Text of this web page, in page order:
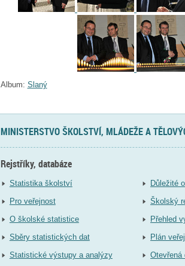
Album: Slaný
MINISTERSTVO ŠKOLSTVÍ, MLÁDEŽE A
Rejstříky, databáze
Statistika školství
Pro veřejnost
O školské statistice
Sběry statistických dat
Statistické výstupy a analýzy
Důležité
Školský
Přehled
Plán
Otevřená